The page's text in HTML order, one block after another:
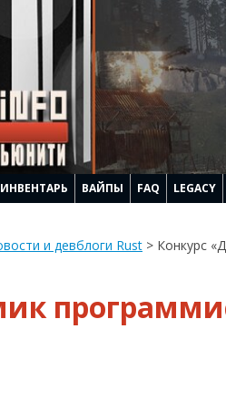
ДОМ
ИНВЕНТАРЬ ВАЙПЫ FAQ LEGACY
и девблоги Rust > Конкурс